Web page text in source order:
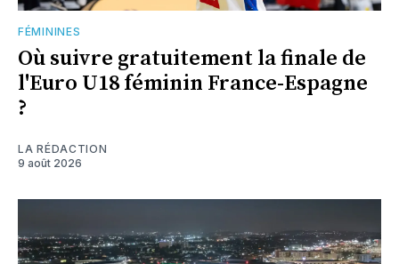
FÉMININES
Où suivre gratuitement la finale de
l'Euro U18 féminin France-Espagne
?
LA RÉDACTION
9 août 2026